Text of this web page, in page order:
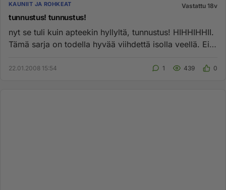
KAUNIIT JA ROHKEAT Vastattu 18v
tunnustus! tunnustus!
nyt se tuli kuin apteekin hyllyltä, tunnustus! HIHHIHHII.
Tämä sarja on todella hyvää viihdettä isolla veellä. Ei
22.01.2008 15:54 1 439 0